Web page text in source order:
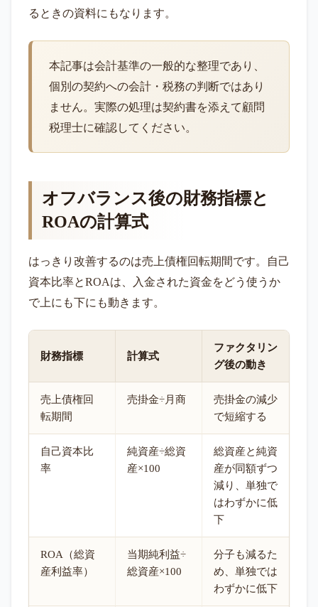
るときの資料にもなります。
本記事は会計基準の一般的な整理であり、
個別の契約への会計・税務の判断ではあり
ません。実際の処理は契約書を添えて顧問
税理士に確認してください。
オフバランス後の財務指標と
ROAの計算式
はっきり改善するのは売上債権回転期間です。自己
資本比率とROAは、入金された資金をどう使うか
で上にも下にも動きます。
財務指標 計算式
ファクタリン
グ後の動き
売上債権回
転期間
売掛金÷月商
売掛金の減少
で短縮する
自己資本比
率
純資産÷総資
産×100
総資産と純資
産が同額ずつ
減り、単独で
はわずかに低
下
ROA（総資
産利益率）
当期純利益÷
総資産×100
分子も減るた
め、単独では
わずかに低下